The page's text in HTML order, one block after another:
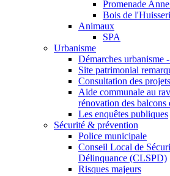
Promenade
Bois de
Animaux
SPA
Urbanisme
Démarches urbanisme
Site patrimonial
Consultation des
Aide communale au
rénovation des balcons
Les enquêtes publiques
Sécurité & prévention
Police municipale
Conseil Local de
Délinquance (CLSPD)
Risques majeurs